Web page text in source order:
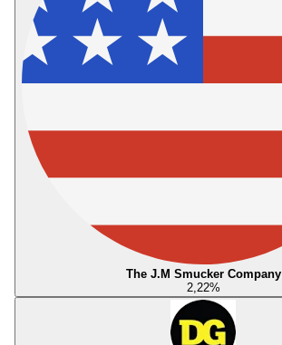
The J.M Smucker Company
2,22%